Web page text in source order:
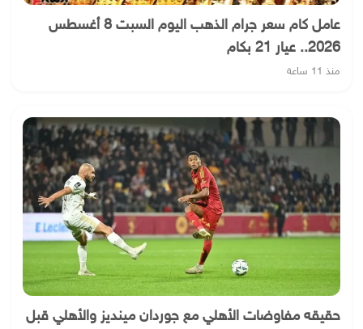
عامل كام سعر جرام الذهب اليوم السبت 8 أغسطس
2026.. عيار 21 بكام
منذ 11 ساعة
حقيقه مفاوضات الأهلي مع جوردان مينديز والأهلي قبل